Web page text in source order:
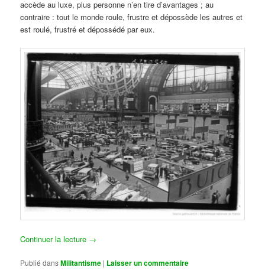
accède au luxe, plus personne n’en tire d’avantages ; au
contraire : tout le monde roule, frustre et dépossède les autres et
est roulé, frustré et dépossédé par eux.
Continuer la lecture →
Publié dansMilitantisme | Laisser un commentaire